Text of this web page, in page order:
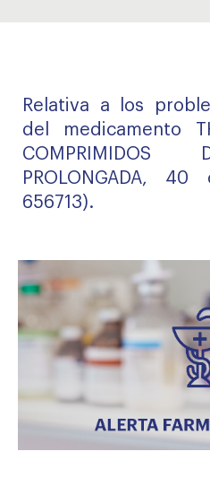
Relativa a los
del medicamento
COMPRIMIDOS
PROLONGADA, 40
656713).